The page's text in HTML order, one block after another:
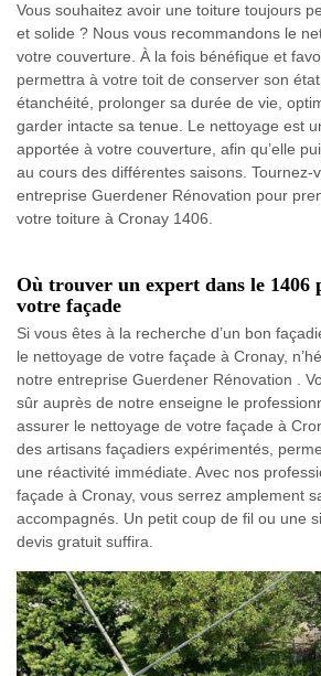
Vous souhaitez avoir une toiture toujours
et solide ? Nous vous recommandons le
votre couverture. À la fois bénéfique et
permettra à votre toit de conserver son
étanchéité, prolonger sa durée de vie,
garder intacte sa tenue. Le nettoyage est
apportée à votre couverture, afin qu’elle
au cours des différentes saisons. Tournez-
entreprise Guerdener Rénovation pour
votre toiture à Cronay 1406.
Où trouver un expert dans le 1406
votre façade
Si vous êtes à la recherche d’un bon
le nettoyage de votre façade à Cronay,
notre entreprise Guerdener Rénovation .
sûr auprès de notre enseigne le
assurer le nettoyage de votre façade à
des artisans façadiers expérimentés,
une réactivité immédiate. Avec nos
façade à Cronay, vous serrez amplement
accompagnés. Un petit coup de fil ou une
devis gratuit suffira.